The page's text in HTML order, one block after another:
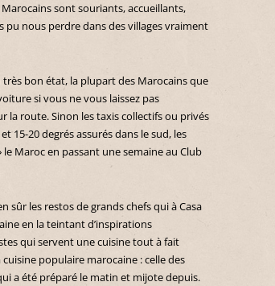
sont souriants, accueillants,
pu nous perdre dans des villages vraiment
bon état, la plupart des Marocains que
si vous ne vous laissez pas
la route. Sinon les taxis collectifs ou privés
15-20 degrés assurés dans le sud, les
Maroc en passant une semaine au Club
sûr les restos de grands chefs qui à Casa
en la teintant d’inspirations
qui servent une cuisine tout à fait
populaire marocaine : celle des
a été préparé le matin et mijote depuis.